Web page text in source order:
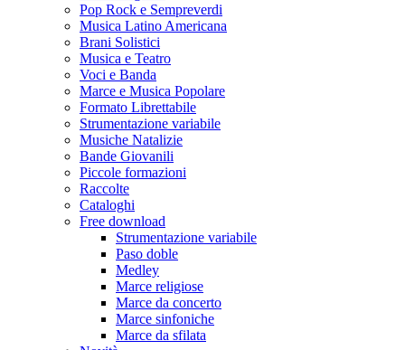
Pop Rock e Sempreverdi
Musica Latino Americana
Brani Solistici
Musica e Teatro
Voci e Banda
Marce e Musica Popolare
Formato Librettabile
Strumentazione variabile
Musiche Natalizie
Bande Giovanili
Piccole formazioni
Raccolte
Cataloghi
Free download
Strumentazione variabile
Paso doble
Medley
Marce religiose
Marce da concerto
Marce sinfoniche
Marce da sfilata